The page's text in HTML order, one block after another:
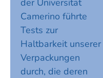
Camerino führte
Tests zur
Haltbarkeit unserer
Verpackungen
durch, die deren